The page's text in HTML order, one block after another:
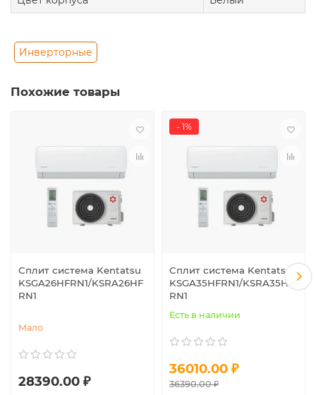
Инверторные
Похожие товары
Сплит система Kentatsu
KSGA26HFRN1/KSRA26HF
RN1
Мало
28390.00 ₽
- 1%
Сплит система Kentatsu
KSGA35HFRN1/KSRA35HF
RN1
Есть в наличии
36010.00 ₽
36390.00 ₽